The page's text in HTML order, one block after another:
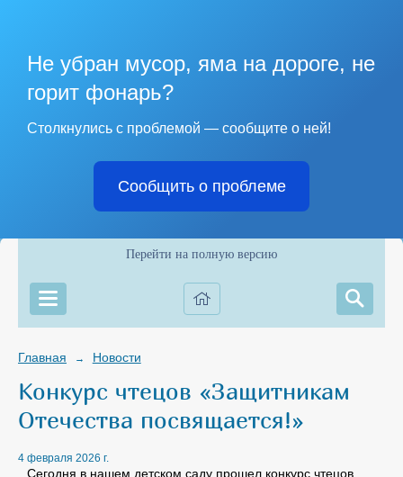
Не убран мусор, яма на дороге, не
горит фонарь?
Столкнулись с проблемой — сообщите о ней!
Сообщить о проблеме
Перейти на полную версию
Главная → Новости
Конкурс чтецов «Защитникам
Отечества посвящается!»
4 февраля 2026 г.
Сегодня в нашем детском саду прошел конкурс чтецов